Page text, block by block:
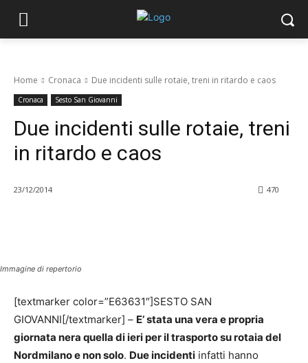
Home Cronaca Due incidenti sulle rotaie, treni in ritardo e caos
Cronaca Sesto San Giovanni
Due incidenti sulle rotaie, treni
in ritardo e caos
23/12/2014 470
Immagine di repertorio
[textmarker color=”E63631″]SESTO SAN
GIOVANNI[/textmarker] – E’ stata una vera e propria
giornata nera quella di ieri per il trasporto su rotaia del
Nordmilano e non solo. Due incidenti infatti hanno